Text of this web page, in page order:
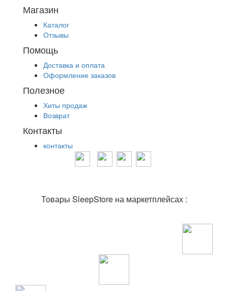
Магазин
Каталог
Отзывы
Помощь
Доставка и оплата
Оформление заказов
Полезное
Хиты продаж
Возврат
Контакты
контакты
Товары SleepStore на маркетплейсах :